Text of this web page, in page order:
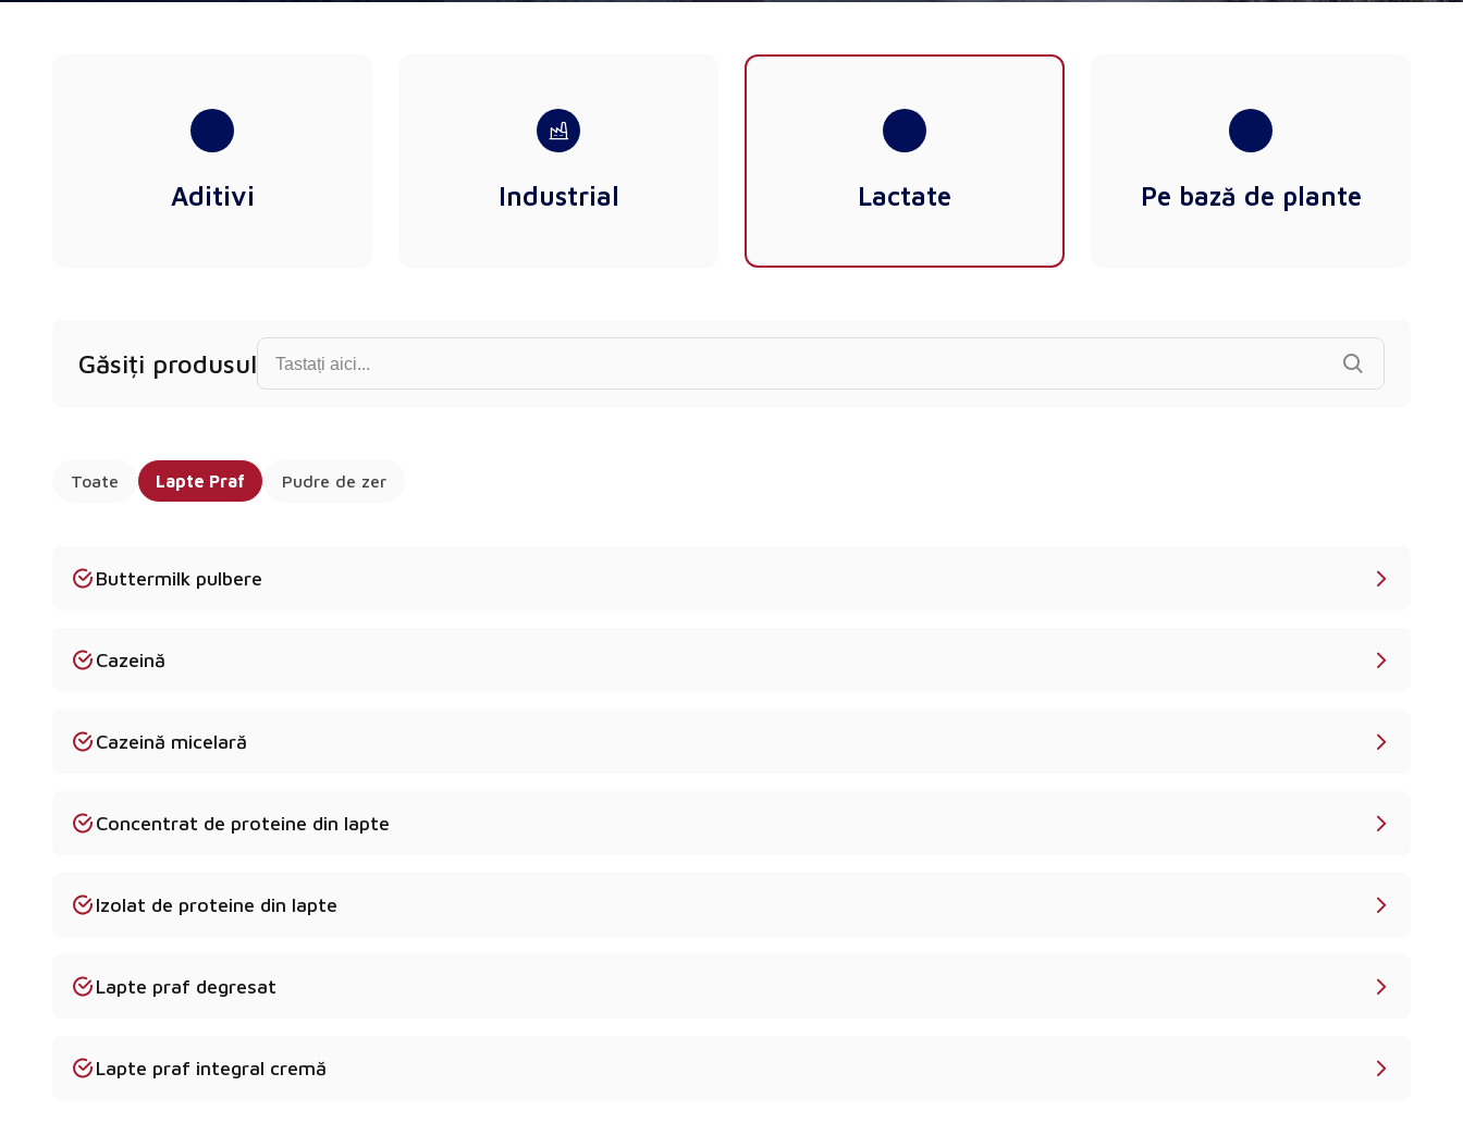
Aditivi Industrial Lactate Pe bază de plante
Găsiți produsul
Find product...
Toate Lapte Praf Pudre de zer
Buttermilk pulbere
Cazeină
Cazeină micelară
Concentrat de proteine din lapte
Izolat de proteine din lapte
Lapte praf degresat
Lapte praf integral cremă